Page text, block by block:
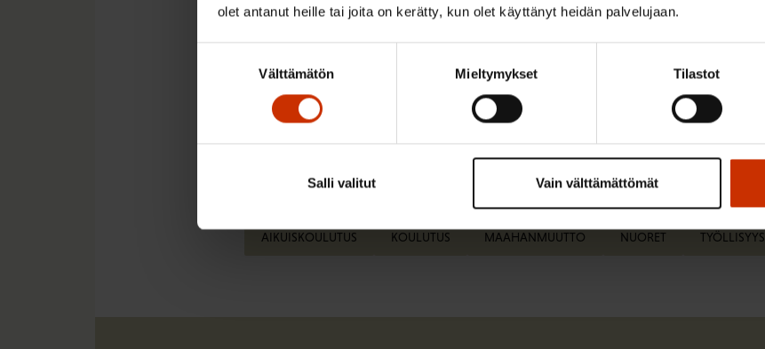
olet antanut heille tai joita on kerätty, kun olet käyttänyt heidän palvelujaan.
Välttämätön Mieltymykset Tilastot
Vain välttämättömät
Salli valitut
maahanmuuttopolitiikan asiantuntija
Twitter @EveKyntaja
AIKUISKOULUTUS KOULUTUS MAAHANMUUTTO NUORET TYÖLLISYYS